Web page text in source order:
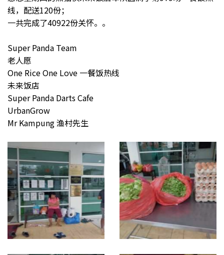
线，配送120份；
一共完成了40922份关怀。。
Super Panda Team
老人愿
One Rice One Love 一餐饭热线
未来饭店
Super Panda Darts Cafe
UrbanGrow
Mr Kampung 渔村先生